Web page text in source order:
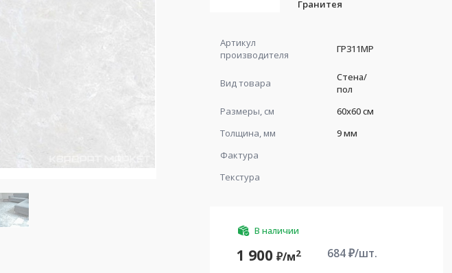
Гранитея
Артикул
производителя
ГР311МР
Вид товара
Стена/
пол
Размеры, см
60x60 см
Толщина, мм
9 мм
Фактура
Текстура
В наличии
1 900 ₽/м2 684₽/шт.